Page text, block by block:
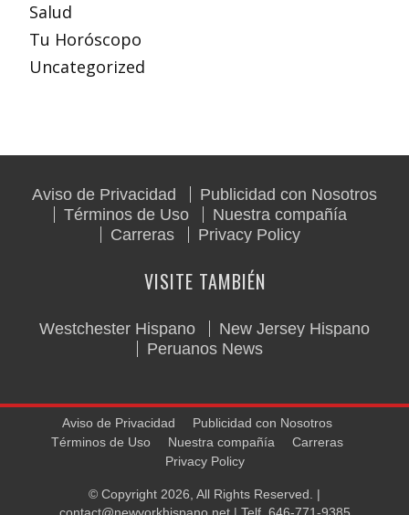
Salud
Tu Horóscopo
Uncategorized
Aviso de Privacidad
Publicidad con Nosotros
Términos de Uso
Nuestra compañía
Carreras
Privacy Policy
VISITE TAMBIÉN
Westchester Hispano
New Jersey Hispano
Peruanos News
Aviso de Privacidad
Publicidad con Nosotros
Términos de Uso
Nuestra compañía
Carreras
Privacy Policy
© Copyright 2026, All Rights Reserved. |